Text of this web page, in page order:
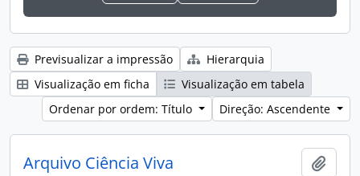
Previsualizar a impressão
Hierarquia
Visualização em ficha
Visualização em tabela
Ordenar por ordem: Título
Direção: Ascendente
Arquivo Ciência Viva